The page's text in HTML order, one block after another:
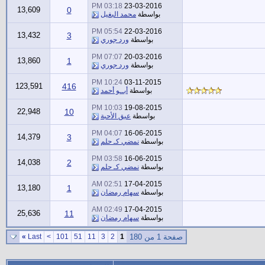
23-03-2016
03:18 PM
بواسطة محمد البغيل 0
13,609
22-03-2016
05:54 PM
بواسطة ورد جوري 3
13,432
20-03-2016
07:07 PM
بواسطة ورد جوري 1
13,860
03-11-2015
10:24 PM
بواسطة أبــو أحمد 416
123,591
19-08-2015
10:03 PM
بواسطة عبق الأحبة 10
22,948
16-06-2015
04:07 PM
بواسطة نمضي كـ حلم 3
14,379
16-06-2015
03:58 PM
بواسطة نمضي كـ حلم 2
14,038
17-04-2015
02:51 AM
بواسطة سهام رمضان 1
13,180
17-04-2015
02:49 AM
بواسطة سهام رمضان 11
25,636
صفحة 1 من 180 1
2
3
11
51
101
>
Last
»